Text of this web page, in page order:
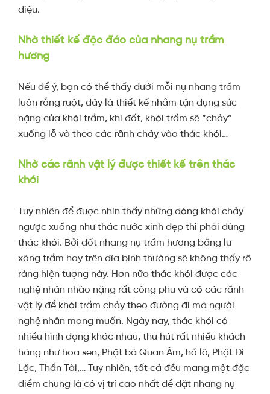
diệu.
Nhờ thiết kế độc đáo của nhang nụ trầm
hương
Nếu để ý, bạn có thể thấy dưới mỗi nụ nhang trầm
luôn rỗng ruột, đây là thiết kế nhằm tận dụng sức
nặng của khói trầm, khi đốt, khói trầm sẽ “chảy”
xuống lỗ và theo các rãnh chảy vào thác khói…
Nhờ các rãnh vật lý được thiết kế trên thác
khói
Tuy nhiên để được nhìn thấy những dòng khói chảy
ngược xuống như thác nước xinh đẹp thì phải dùng
thác khói. Bởi đốt nhang nụ trầm hương bằng lư
xông trầm hay trên dĩa bình thường sẽ không thấy rõ
ràng hiện tượng này. Hơn nữa thác khói được các
nghệ nhân nhào nặng rất công phu và có các rãnh
vật lý để khói trầm chảy theo đường đi mà người
nghệ nhân mong muốn. Ngày nay, thác khói có
nhiều hình dạng khác nhau, thu hút rất nhiều khách
hàng như hoa sen, Phật bà Quan Âm, hồ lô, Phật Di
Lặc, Thần Tài,… Tuy nhiên, tất cả đều mang một đặc
điểm chung là có vị trí cao nhất để đặt nhang nụ